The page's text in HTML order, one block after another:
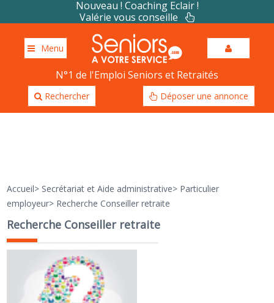
Nouveau ! Coaching Eclair !
Valérie vous conseille
Menu
N°1 de l'Emploi Seniors et Retraités
Rechercher Déposer une annonce
Accueil> Secrétariat et Aide administrative> Particulier
employeur> Recherche Conseiller retraite
Recherche Conseiller retraite